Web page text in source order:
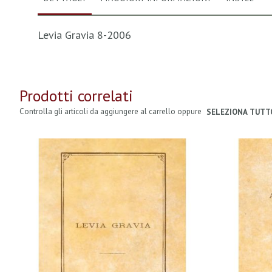
Levia Gravia 8-2006
Prodotti correlati
Controlla gli articoli da aggiungere al carrello oppure SELEZIONA